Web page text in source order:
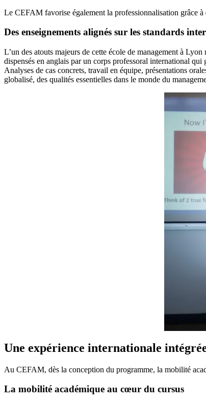
Le CEFAM favorise également la professionnalisation grâce à
Des enseignements alignés sur les standards
L’un des atouts majeurs de cette école de management à Lyon
dispensés en anglais par un corps professoral international
Analyses de cas concrets, travail en équipe, présentations
globalisé, des qualités essentielles dans le monde du
Une expérience internationale
Au CEFAM, dès la conception du programme, la mobilité
La mobilité académique au cœur du cursus